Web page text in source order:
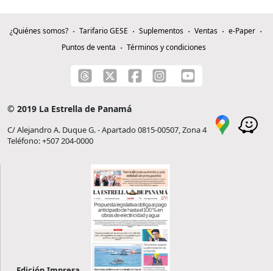
¿Quiénes somos? Tarifario GESE Suplementos Ventas
e-Paper
Puntos de venta
Términos y condiciones
© 2019 La Estrella de Panamá
C/ Alejandro A. Duque G. - Apartado 0815-00507, Zona 4
Teléfono: +507 204-0000